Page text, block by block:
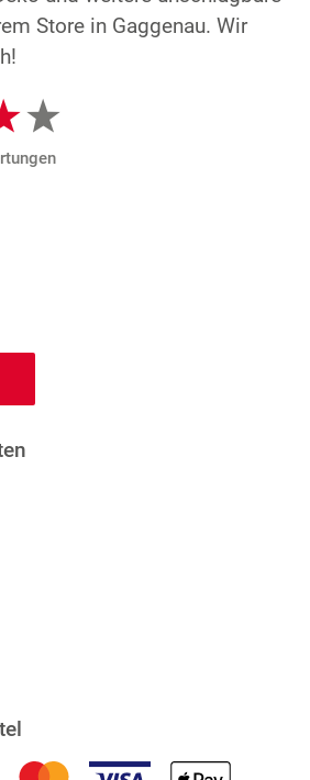
Store in Gaggenau. Wir